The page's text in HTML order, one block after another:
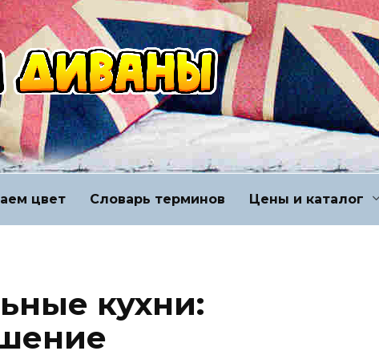
цвет Словарь терминов Цены и каталог
кухни: